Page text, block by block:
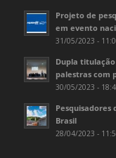
Projeto de
em evento
31/05/2023 -
Dupla titulação
palestras com
30/05/2023 -
Pesquisadores
Brasil
28/04/2023 -